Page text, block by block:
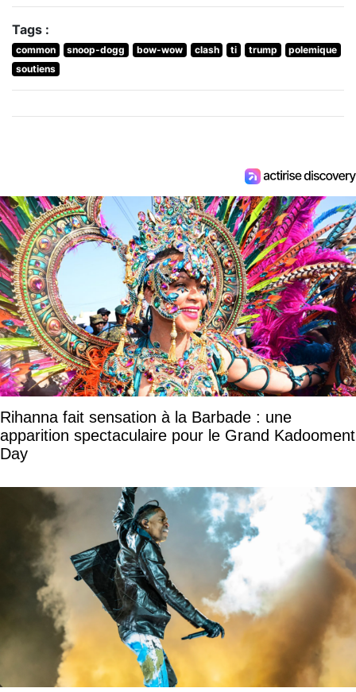
Tags :
common snoop-dogg bow-wow clash ti trump
polemique
soutiens
Rihanna fait sensation à la Barbade : une
apparition spectaculaire pour le Grand Kadooment
Day